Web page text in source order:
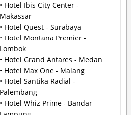
• Hotel Ibis City Center -
Makassar
• Hotel Quest - Surabaya
• Hotel Montana Premier -
Lombok
• Hotel Grand Antares - Medan
• Hotel Max One - Malang
• Hotel Santika Radial -
Palembang
• Hotel Whiz Prime - Bandar